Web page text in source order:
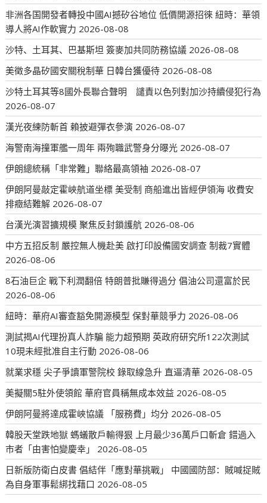
非洲各国開發者轉投中國AI撼矽谷地位 低價開源招徠 紐時：華領
導人將AI作軟實力 2026-08-08
沙特、土耳其、巴基斯坦 簽麥加共同防務協議 2026-08-08
美徵多晶矽國安關稅制華 日韓台獲優待 2026-08-08
沙特土耳其等8國外長聯合聲明 譴責以色列對加沙持續侵犯行為
2026-08-07
漢光夜練防斬首 賴披避彈衣參演 2026-08-07
海警南海撞軍艦一周年 兩殉職武警身分曝光 2026-08-07
伊朗總統稱「非常難」聯絡最高領袖 2026-08-07
伊朗阿曼敲定霍峽航道坐標 美受制 商船進出皆經伊領海 收費安
排癥結難解 2026-08-07
台漢光演習擴規模 聚焦反封鎖護航 2026-08-06
中方五招反制 嚴控無人機赴美 啟打印設備國安調查 制裁7實體
2026-08-06
8石油巨企 戰下利潤翻倍 特朗普批賺得過分 倡油公司還富於民
2026-08-06
紐時：華府AI審查豁免開源模型 保對華競爭力 2026-08-06
測試揭AI代理扮真人詐騙 能力超預期 英政府研究所122次測試
10現未經批准自主行動 2026-08-06
就業求穩 尖子爭讀軍警院校 錄取線急升 直逼清華 2026-08-05
美擬關5駐外使領館 華府官員稱無成本效益 2026-08-05
伊朗阿曼將達成霍峽協議 「服務費」均分 2026-08-05
韓股天堂跌地獄 螞蟻散戶輸得狠 上月最少36萬戶口斬倉 錯過入
市者「由害怕變慶幸」
2026-08-05
日新版防衛白皮書 倡結伴「應對華挑戰」 中國國防部：賊喊捉賊
為自身軍事鬆綁找藉口 2026-08-05